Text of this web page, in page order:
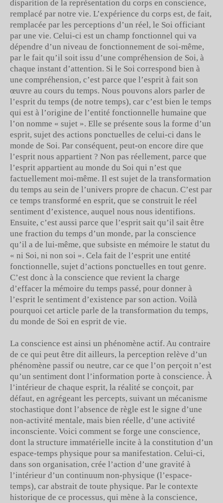
disparition de la représentation du corps en conscience,
remplacé par notre vie. L’expérience du corps est, de fait,
remplacée par les perceptions d’un réel, le Soi officiant
par une vie. Celui-ci est un champ fonctionnel qui va
dépendre d’un niveau de fonctionnement de soi-même,
par le fait qu’il soit issu d’une compréhension de Soi, à
chaque instant d’attention. Si le Soi correspond bien à
une compréhension, c’est parce que l’esprit à fait son
œuvre au cours du temps. Nous pouvons alors parler de
l’esprit du temps (de notre temps), car c’est bien le temps
qui est à l’origine de l’entité fonctionnelle humaine que
l’on nomme « sujet ». Elle se présente sous la forme d’un
esprit, sujet des actions ponctuelles de celui-ci dans le
monde de Soi. Par conséquent, peut-on encore dire que
l’esprit nous appartient ? Non pas réellement, parce que
l’esprit appartient au monde du Soi qui n’est que
factuellement moi-même. Il est sujet de la transformation
du temps au sein de l’univers propre de chacun. C’est par
ce temps transformé en esprit, que se construit le réel
sentiment d’existence, auquel nous nous identifions.
Ensuite, c’est aussi parce que l’esprit sait qu’il sait être
une fraction du temps d’un monde, par la conscience
qu’il a de lui-même, que subsiste en mémoire le statut du
« ni Soi, ni non soi ». Cela fait de l’esprit une entité
fonctionnelle, sujet d’actions ponctuelles en tout genre.
C’est donc à la conscience que revient la charge
d’effacer la mémoire du temps passé, pour donner à
l’esprit le sentiment d’existence par son action. Voilà
pourquoi cet article parle de la transformation du temps,
du monde de Soi en esprit de vie.
La conscience est ainsi un phénomène actif. Au contraire
de ce qui peut être dit ailleurs, la perception relève d’un
phénomène passif ou neutre, car ce que l’on perçoit n’est
qu’un sentiment dont l’information porte à conscience. À
l’intérieur de chaque esprit, la réalité se conçoit, par
défaut, en agrégeant les percepts, suivant un mécanisme
stochastique dont l’absence de règle est le signe d’une
non-activité mentale, mais bien réelle, d’une activité
inconsciente. Voici comment se forge une conscience,
dont la structure immatérielle incite à la constitution d’un
espace-temps physique pour sa manifestation. Celui-ci,
dans son organisation, crée l’action d’une gravité à
l’intérieur d’un continuum non-physique (l’espace-
temps), car abstrait de toute physique. Par le contexte
historique de ce processus, qui mène à la conscience,